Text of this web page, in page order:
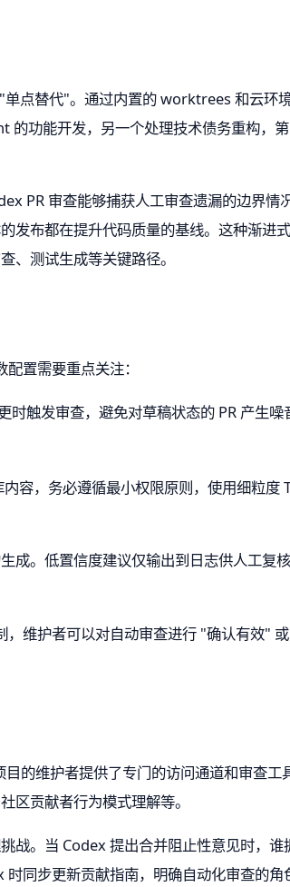
点替代"。通过内置的 worktrees 和云环
功能开发，另一个处理技术债务重构，
PR 审查能够捕获人工审查遗漏的边界
发布都在提升代码质量的基线。这种渐进
、测试生成等关键路径。
置需要重点关注：
时触发审查，避免对草稿状态的 PR 产生
容，务必遵循最小权限原则，使用细粒
成。低置信度建议仅输出到日志供人工复
，维护者可以对自动审查进行 "确认有效"
的维护者提供了专门的访问通道和审查
区贡献者行为模式理解等。
战。当 Codex 提出合并阻止性意见时，
时同步更新贡献指南，明确自动化审查的